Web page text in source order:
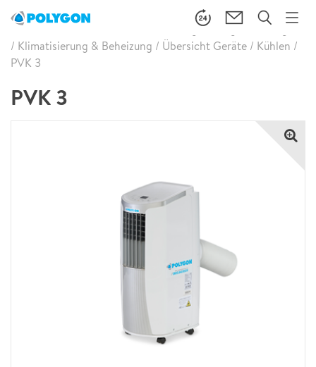
Brandschaden Wasserschaden Leckageortung/
Leistungen
/ Klimatisierung & Beheizung / Übersicht Geräte / Kühlen /
PVK 3
PVK 3